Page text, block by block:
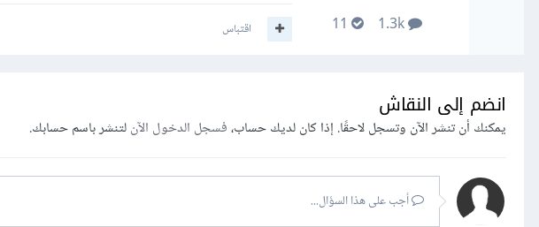
اقتباس
انضم إلى النقاش
يمكنك أن تنشر الآن وتسجل لاحقًا. إذا كان لديك حساب،فسجل الدخول الآنلتنشر باسم حسابك.
أجب على هذا السؤال...